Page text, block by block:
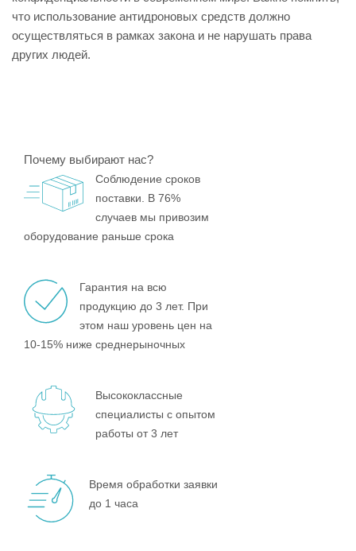
что использование антидроновых средств должно
осуществляться в рамках закона и не нарушать права
других людей.
Почему выбирают нас?
Соблюдение сроков
поставки. В 76%
случаев мы привозим
оборудование раньше срока
Гарантия на всю
продукцию до 3 лет. При
этом наш уровень цен на
10-15% ниже среднерыночных
Высококлассные
специалисты с опытом
работы от 3 лет
Время обработки заявки
до 1 часа